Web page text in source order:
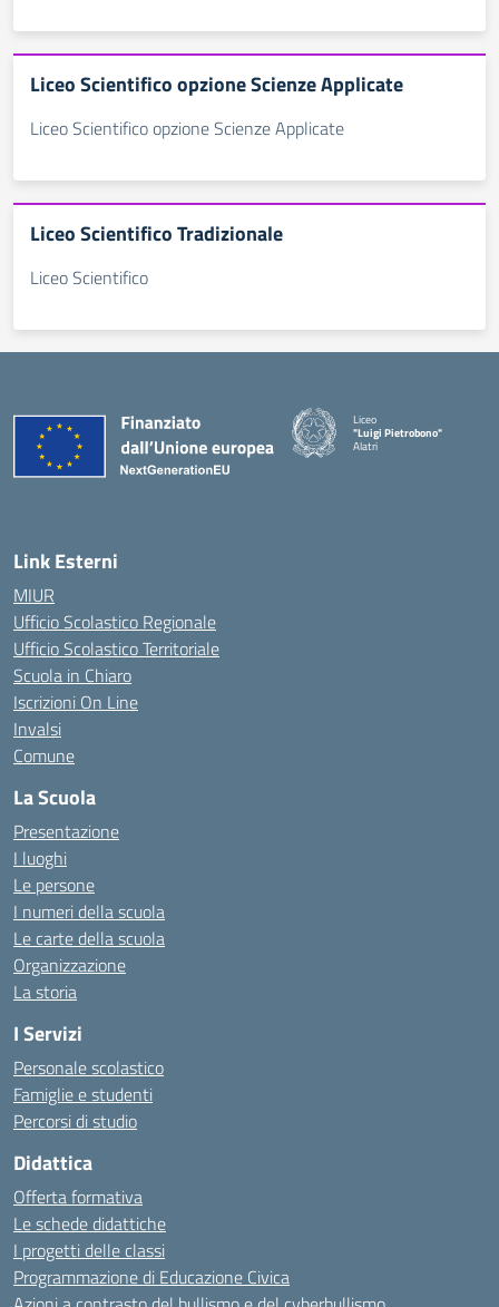
Liceo Scientifico opzione Scienze Applicate
Liceo Scientifico opzione Scienze Applicate
Liceo Scientifico Tradizionale
Liceo Scientifico
Liceo
"Luigi Pietrobono"
Alatri
Link Esterni
MIUR
Ufficio Scolastico Regionale
Ufficio Scolastico Territoriale
Scuola in Chiaro
Iscrizioni On Line
Invalsi
Comune
La Scuola
Presentazione
I luoghi
Le persone
I numeri della scuola
Le carte della scuola
Organizzazione
La storia
I Servizi
Personale scolastico
Famiglie e studenti
Percorsi di studio
Didattica
Offerta formativa
Le schede didattiche
I progetti delle classi
Programmazione di Educazione Civica